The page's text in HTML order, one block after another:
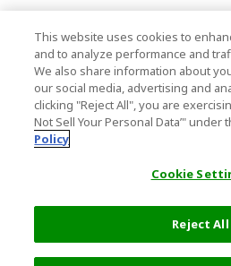
This website uses cookies to
and to analyze performance and
We also share information about
our social media, advertising and
clicking "Reject All", you are
Not Sell Your Personal Data’" under
Policy
Cookie
Reject All